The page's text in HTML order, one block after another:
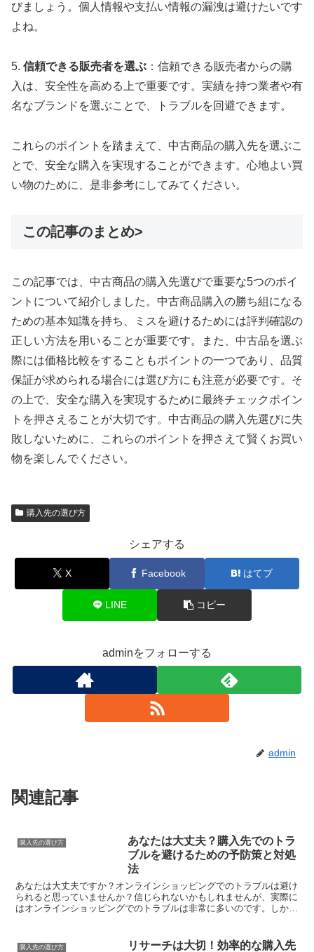
びましょう。個人情報や支払い情報の漏洩は避けたいです
よね。
5. 信頼できる販売者を選ぶ ：信頼できる販売者からの購
入は、安全性を高める上で重要です。実績を持つ業者や有
名なブランドを選ぶことで、トラブルを回避できます。
これらのポイントを踏まえて、中古商品の購入先を選ぶこ
とで、安全な購入を実現することができます。心地よい買
い物のために、是非参考にしてみてください。
この記事のまとめ>
この記事では、中古商品の購入先選びで重要な5つのポイ
ントについて紹介しました。中古商品購入の勝ち組になる
ための基本知識を持ち、ミスを避けるためには評判確認の
正しい方法を用いることが重要です。また、中古品を選ぶ
際には価格比較をすることもポイントの一つであり、品質
保証が求められる場合には選び方にも注意が必要です。そ
の上で、安全な購入を実現するために最終チェックポイン
トを押さえることが大切です。中古商品の購入先選びに失
敗しないために、これらのポイントを押さえて賢くお買い
物を楽しんでください。
購入先の選び方
シェアする
X Facebook はてブ
LINE コピー
adminをフォローする
admin
関連記事
購入先の選び方
あなたは大丈夫？購入先でのトラ
ブルを避けるための予防策と対処
法
あなたは大丈夫ですか？オンラインショッピングでのトラブルは避け
られると思っていませんか？信じられないかもしれませんが、実際に
はオンラインショッピングでのトラブルは非常に多いのです。しかし
購入先の選び方
リサーチは大切！効率的な購入先